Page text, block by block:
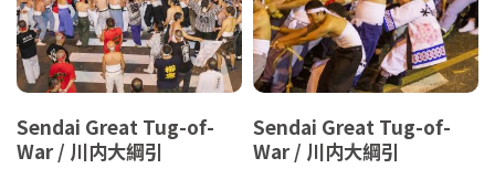
Sendai Great Tug-of-
War / 川内大綱引
Sendai Great Tug-of-
War / 川内大綱引